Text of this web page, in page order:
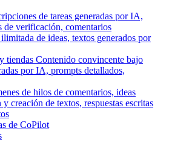
de tareas generadas por IA,
de verificación, comentarios
de ideas, textos generados por
tiendas Contenido convincente bajo
por IA, prompts detallados,
de hilos de comentarios, ideas
creación de textos, respuestas escritas
de CoPilot